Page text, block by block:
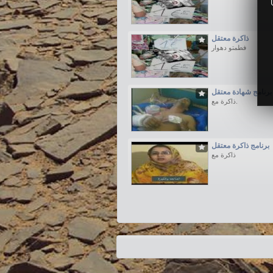
ذاكرة معتقل
فطمتو دهوار
برنامج شهادة معتقل
برنامج ذاكرة معتقل
ذاكرة مع